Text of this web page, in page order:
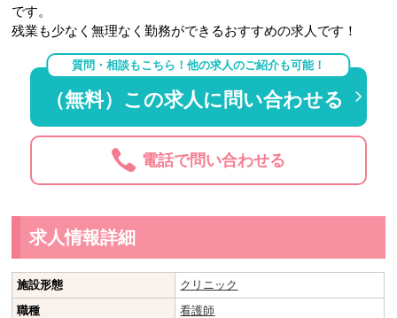
です。
残業も少なく無理なく勤務ができるおすすめの求人です！
質問・相談もこちら！他の求人のご紹介も可能！
（無料）この求人に問い合わせる
電話で問い合わせる
求人情報詳細
施設形態
クリニック
職種
看護師